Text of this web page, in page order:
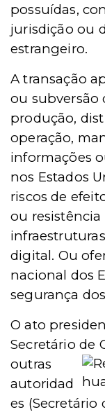
possuídas,
jurisdição ou
estrangeiro.
A transação
ou subversão
produção,
operação,
informações
nos Estados
riscos de
ou resistência
digital. Ou
nacional dos
segurança
O ato
Secretário de
outras
autoridad
es (Secretário